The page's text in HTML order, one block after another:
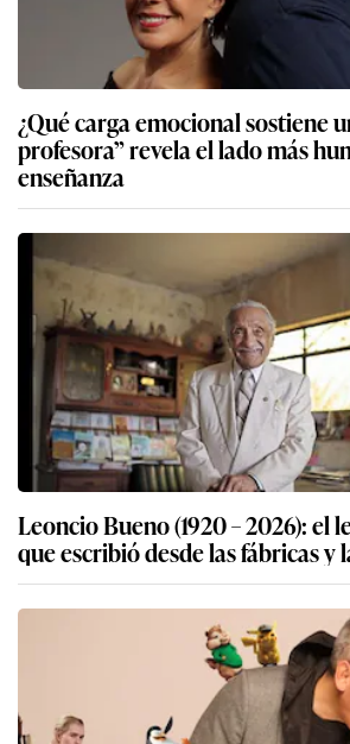
¿Qué carga emocional sostiene
profesora” revela el lado más
enseñanza
Leoncio Bueno (1920 – 2026): el
que escribió desde las fábricas y